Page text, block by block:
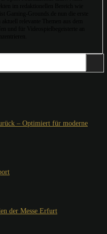
– Optimiert für moderne
der Messe Erfurt